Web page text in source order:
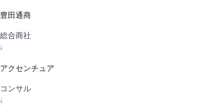
豊田通商
総合商社
›
アクセンチュア
コンサル
›